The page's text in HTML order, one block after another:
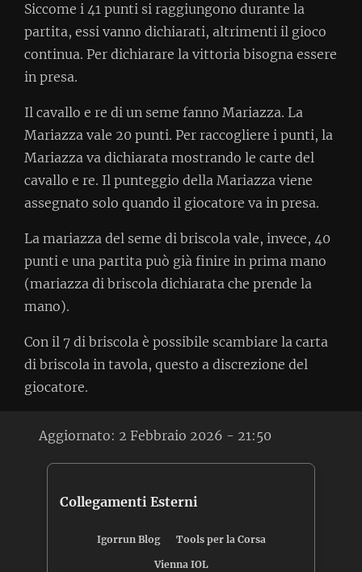
Siccome i 41 punti si raggiungono durante la
partita, essi vanno dichiarati, altrimenti il gioco
continua. Per dichiarare la vittoria bisogna essere
in presa.
Il cavallo e re di un seme fanno Mariazza. La
Mariazza vale 20 punti. Per raccogliere i punti, la
Mariazza va dichiarata mostrando le carte del
cavallo e re. Il punteggio della Mariazza viene
assegnato solo quando il giocatore va in presa.
La mariazza del seme di briscola vale, invece, 40
punti e una partita può già finire in prima mano
(mariazza di briscola dichiarata che prende la
mano).
Con il 7 di briscola è possibile scambiare la carta
di briscola in tavola, questo a discrezione del
giocatore.
Aggiornato: 2 Febbraio 2026 - 21:50
Collegamenti Esterni
Igorrun Blog Tools per la Corsa
Vienna IOL